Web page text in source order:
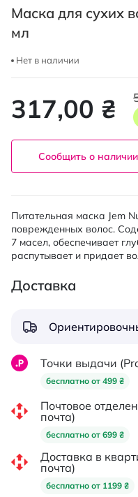
Маска для сухих
мл
Нет в наличии
317,00 ₴
Сообщить о наличии
Питательная маска Jem
поврежденных волос.
7 масел, обеспечивает
распутывает и придает
Доставка
Точки выдачи
бесплатно от 499 ₴
Почтовое
почта)
бесплатно от 699 ₴
Доставка в
почта)
бесплатно от 1199 ₴